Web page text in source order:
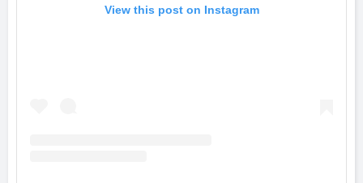
View this post on Instagram